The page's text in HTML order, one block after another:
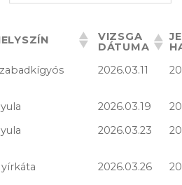
VIZSGA
DÁTUMA
2026.03.11
2026.03.19
2026.03.23
2026.03.26